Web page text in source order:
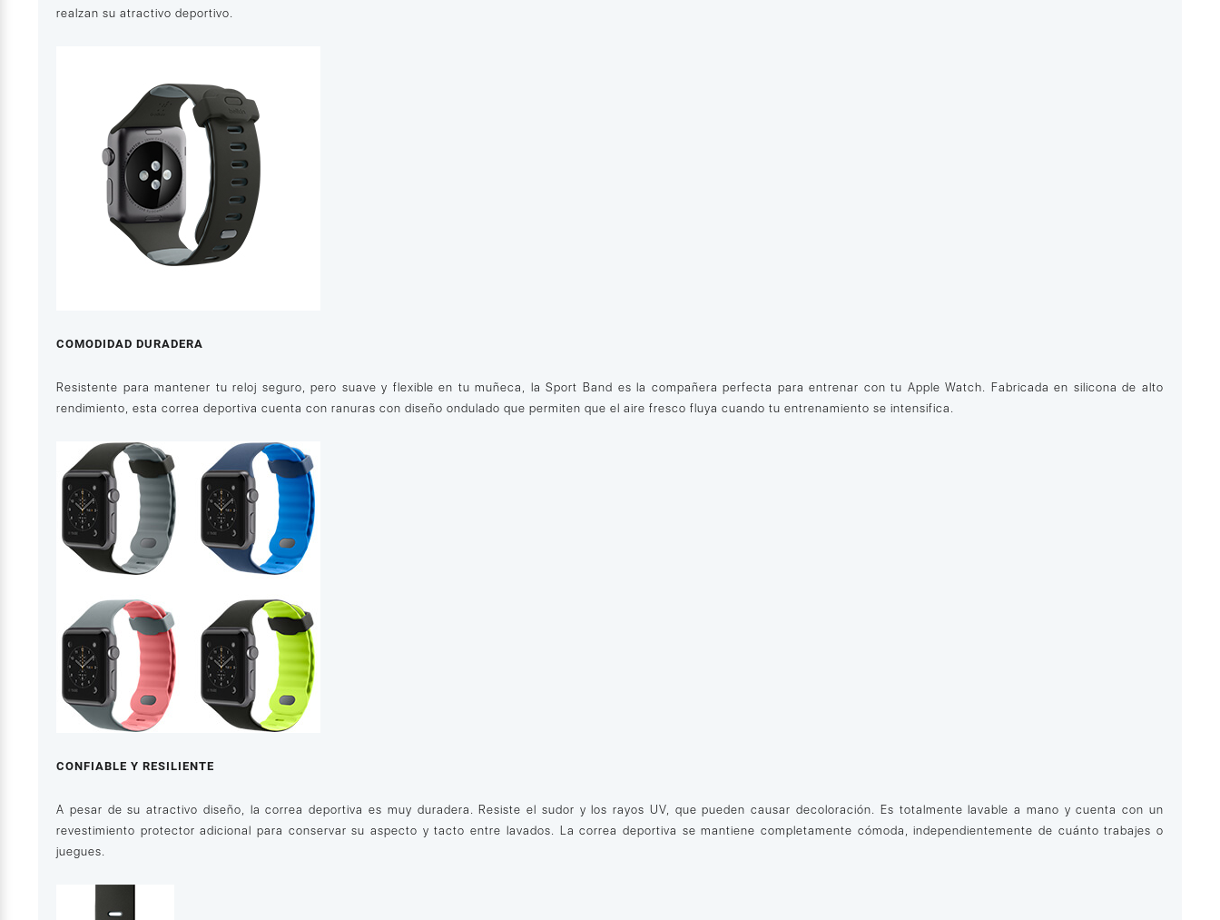
realzan su atractivo deportivo.
COMODIDAD DURADERA
Resistente para mantener tu reloj seguro, pero suave y flexible en tu muñeca, la Sport Band es la compañera perfecta para entrenar con tu Apple Watch. Fabricada en silicona de alto
rendimiento, esta correa deportiva cuenta con ranuras con diseño ondulado que permiten que el aire fresco fluya cuando tu entrenamiento se intensifica.
CONFIABLE Y RESILIENTE
A pesar de su atractivo diseño, la correa deportiva es muy duradera. Resiste el sudor y los rayos UV, que pueden causar decoloración. Es totalmente lavable a mano y cuenta con un
revestimiento protector adicional para conservar su aspecto y tacto entre lavados. La correa deportiva se mantiene completamente cómoda, independientemente de cuánto trabajes o
juegues.